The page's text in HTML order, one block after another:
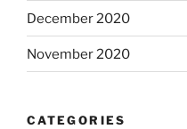
December 2020
November 2020
CATEGORIES